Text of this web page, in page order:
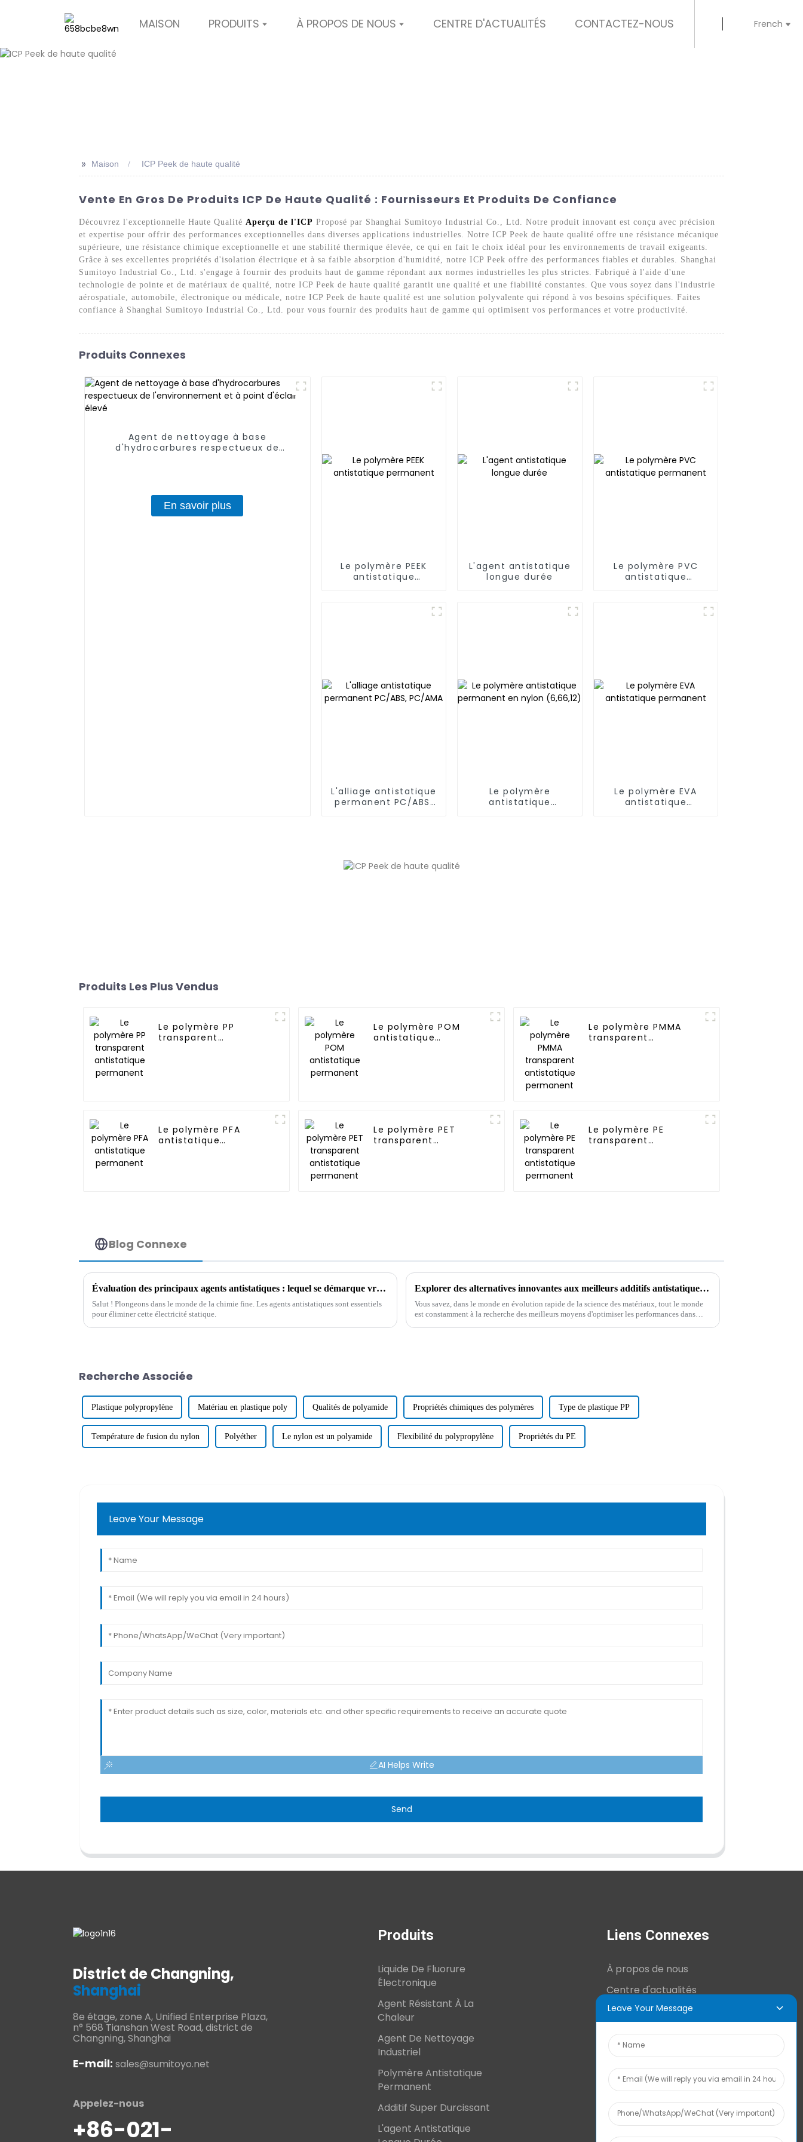
MAISON PRODUITS À PROPOS DE NOUS CENTRE D'ACTUALITÉS CONTACTEZ-NOUS French
>> Maison ICP Peek de haute qualité
Vente En Gros De Produits ICP De Haute Qualité : Fournisseurs Et Produits De Confiance
Découvrez l'exceptionnelle Haute Qualité Aperçu de l'ICP Proposé par Shanghai Sumitoyo Industrial Co., Ltd. Notre produit innovant est conçu avec précision
et expertise pour offrir des performances exceptionnelles dans diverses applications industrielles. Notre ICP Peek de haute qualité offre une résistance mécanique
supérieure, une résistance chimique exceptionnelle et une stabilité thermique élevée, ce qui en fait le choix idéal pour les environnements de travail exigeants.
Grâce à ses excellentes propriétés d'isolation électrique et à sa faible absorption d'humidité, notre ICP Peek offre des performances fiables et durables. Shanghai
Sumitoyo Industrial Co., Ltd. s'engage à fournir des produits haut de gamme répondant aux normes industrielles les plus strictes. Fabriqué à l'aide d'une
technologie de pointe et de matériaux de qualité, notre ICP Peek de haute qualité garantit une qualité et une fiabilité constantes. Que vous soyez dans l'industrie
aérospatiale, automobile, électronique ou médicale, notre ICP Peek de haute qualité est une solution polyvalente qui répond à vos besoins spécifiques. Faites
confiance à Shanghai Sumitoyo Industrial Co., Ltd. pour vous fournir des produits haut de gamme qui optimisent vos performances et votre productivité.
Produits Connexes
Agent de nettoyage à base
d'hydrocarbures respectueux de
En savoir plus
Le polymère PEEK
antistatique
L'agent antistatique
longue durée
Le polymère PVC
antistatique
L'alliage antistatique
permanent PC/ABS,
Le polymère
antistatique
Le polymère EVA
antistatique
Produits Les Plus Vendus
Le polymère PP
transparent
Le polymère POM
antistatique
Le polymère PMMA
transparent
Le polymère PFA
antistatique
Le polymère PET
transparent
Le polymère PE
transparent
Blog Connexe
Évaluation des principaux agents antistatiques : lequel se démarque vraiment ?
Salut ! Plongeons dans le monde de la chimie fine. Les agents antistatiques sont essentiels
pour éliminer cette électricité statique.
Explorer des alternatives innovantes aux meilleurs additifs antistatiques pour des performances améliorées
Vous savez, dans le monde en évolution rapide de la science des matériaux, tout le monde
est constamment à la recherche des meilleurs moyens d'optimiser les performances dans
Recherche Associée
Plastique polypropylène Matériau en plastique poly Qualités de polyamide Propriétés chimiques des polymères Type de plastique PP
Température de fusion du nylon Polyéther Le nylon est un polyamide Flexibilité du polypropylène Propriétés du PE
Leave Your Message
AI Helps Write
Send
District de Changning,
Shanghai
8e étage, zone A, Unified Enterprise Plaza,
n° 568 Tianshan West Road, district de
Changning, Shanghai
E-mail: sales@sumitoyo.net
Appelez-nous
+86-021-
Produits
Liquide De Fluorure
Électronique
Agent Résistant À La
Chaleur
Agent De Nettoyage
Industriel
Polymère Antistatique
Permanent
Additif Super Durcissant
L'agent Antistatique
Liens Connexes
À propos de nous
Centre d'actualités
Informations techniques
Contactez-nous
Leave Your Message